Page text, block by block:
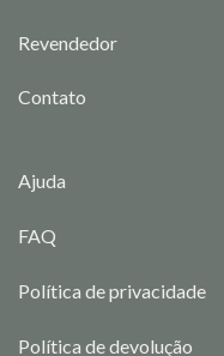
Revendedor
Contato
Ajuda
FAQ
Política de privacidade
Política de devolução